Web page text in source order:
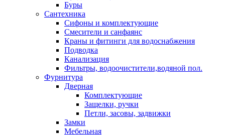
Буры
Сантехника
Сифоны и комплектующие
Смесители и санфаянс
Краны и фитинги для водоснабжения
Подводка
Канализация
Фильтры, водоочистители,водяной пол.
Фурнитура
Дверная
Комплектующие
Защелки, ручки
Петли, засовы, задвижки
Замки
Мебельная